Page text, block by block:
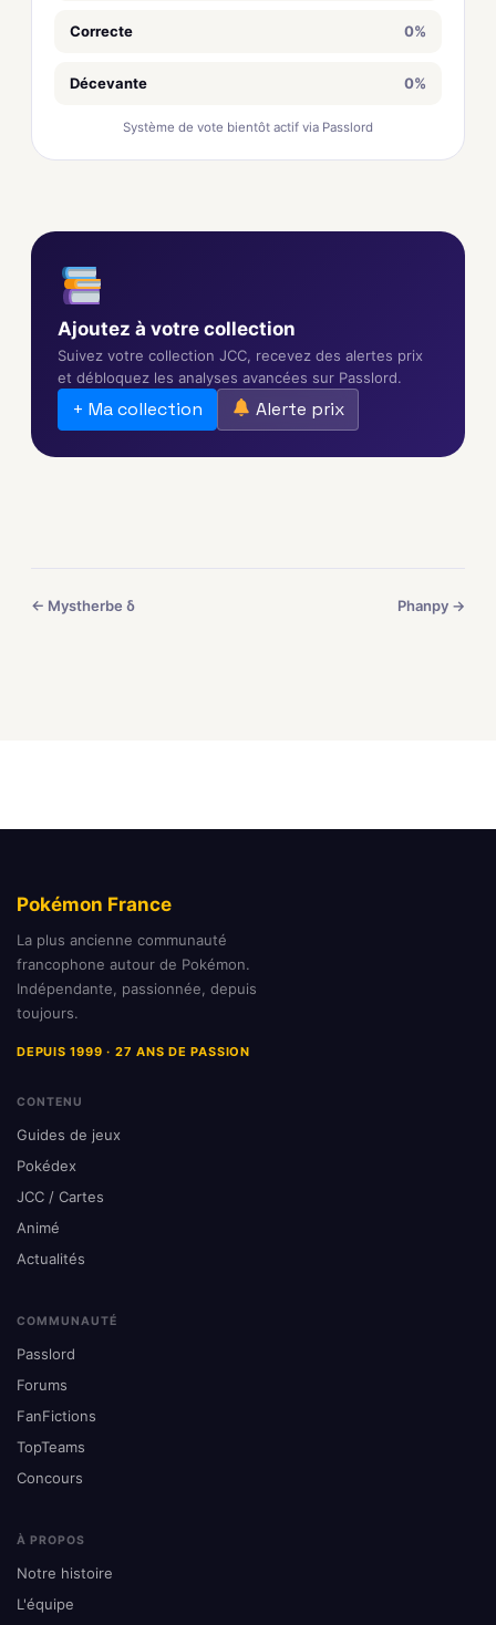
Correcte 0%
Décevante 0%
Système de vote bientôt actif via Passlord
Ajoutez à votre collection
Suivez votre collection JCC, recevez des alertes prix
et débloquez les analyses avancées sur Passlord.
+ Ma collection Alerte prix
← Mystherbe δ Phanpy →
Pokémon France
La plus ancienne communauté
francophone autour de Pokémon.
Indépendante, passionnée, depuis
toujours.
DEPUIS 1999 · 27 ANS DE PASSION
CONTENU
Guides de jeux
Pokédex
JCC / Cartes
Animé
Actualités
COMMUNAUTÉ
Passlord
Forums
FanFictions
TopTeams
Concours
À PROPOS
Notre histoire
L'équipe